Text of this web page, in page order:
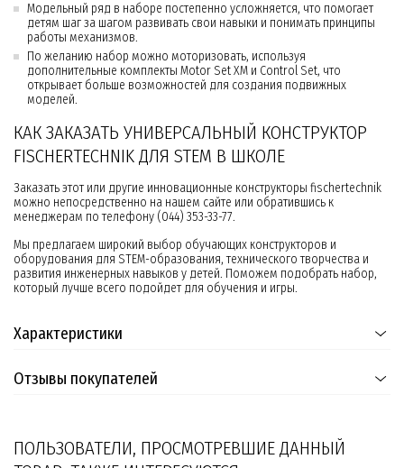
Модельный ряд в наборе постепенно усложняется, что помогает
детям шаг за шагом развивать свои навыки и понимать принципы
работы механизмов.
По желанию набор можно моторизовать, используя
дополнительные комплекты Motor Set XM и Control Set, что
открывает больше возможностей для создания подвижных
моделей.
КАК ЗАКАЗАТЬ УНИВЕРСАЛЬНЫЙ КОНСТРУКТОР
FISCHERTECHNIK ДЛЯ STEM В ШКОЛЕ
Заказать этот или другие инновационные конструкторы fischertechnik
можно непосредственно на нашем сайте или обратившись к
менеджерам по телефону (044) 353-33-77.
Мы предлагаем широкий выбор обучающих конструкторов и
оборудования для STEM-образования, технического творчества и
развития инженерных навыков у детей. Поможем подобрать набор,
который лучше всего подойдет для обучения и игры.
Характеристики
Отзывы покупателей
ПОЛЬЗОВАТЕЛИ, ПРОСМОТРЕВШИЕ ДАННЫЙ